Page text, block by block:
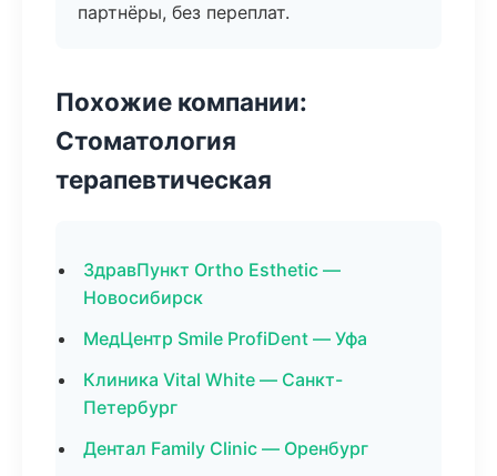
партнёры, без переплат.
Похожие компании:
Стоматология
терапевтическая
ЗдравПункт Ortho Esthetic —
Новосибирск
МедЦентр Smile ProfiDent — Уфа
Клиника Vital White — Санкт-
Петербург
Дентал Family Clinic — Оренбург